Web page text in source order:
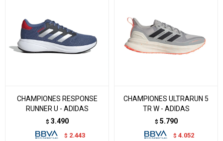
CHAMPIONES RESPONSE
RUNNER U - ADIDAS
$ 3.490
$ 2.443
CHAMPIONES ULTRARUN 5
TR W - ADIDAS
$ 5.790
$ 4.052